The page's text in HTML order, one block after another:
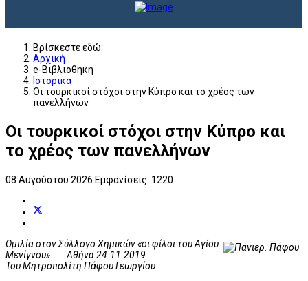
Βρίσκεστε εδώ:
Αρχική
e-Βιβλιοθηκη
Ιστορικά
Οι τουρκικοί στόχοι στην Κύπρο και το χρέος των
πανελλήνων
Οι τουρκικοί στόχοι στην Κύπρο και
το χρέος των πανελλήνων
08 Αυγούστου 2026 Εμφανίσεις: 1220
Ομιλία στον Σύλλογο Χημικών «οι φίλοι του Αγίου
Μενίγνου» Αθήνα 24.11.2019
Του Μητροπολίτη Πάφου Γεωργίου